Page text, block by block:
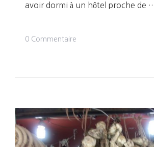
avoir dormi à un hôtel proche de
0 Commentaire
Arrivés
LA